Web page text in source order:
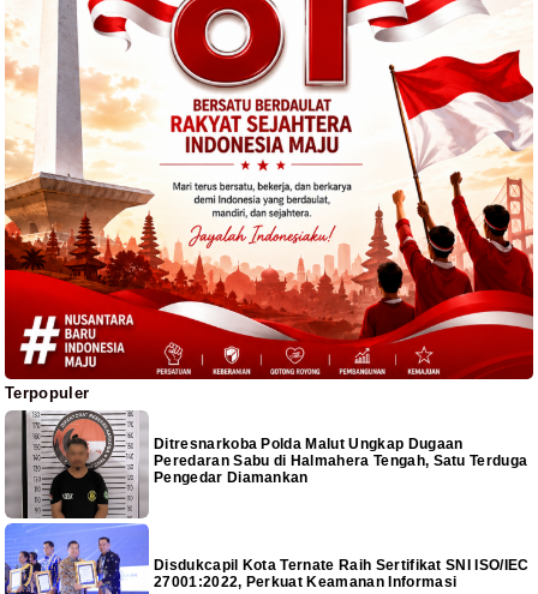
Terpopuler
Ditresnarkoba Polda Malut Ungkap Dugaan
Peredaran Sabu di Halmahera Tengah, Satu Terduga
Pengedar Diamankan
Disdukcapil Kota Ternate Raih Sertifikat SNI ISO/IEC
27001:2022, Perkuat Keamanan Informasi